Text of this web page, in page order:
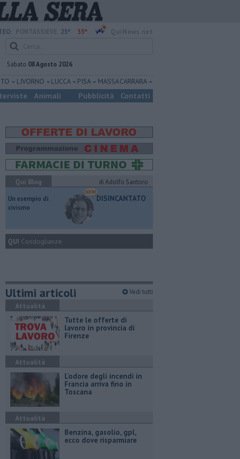
23° 35°
Sabato 08 Agosto 2026
LIVORNO LUCCA PISA MASSA CARRARA
Animali Pubblicità Contatti
Qui Blog
di Adolfo Santoro
​Un esempio di
civismo
DISINCANTATO
QUI Condoglianze
Ultimi articoli Vedi tutti
Attualità
​Tutte le offerte di
lavoro in provincia di
Firenze
Attualità
L'odore degli incendi in
Francia arriva fino in
Toscana
Attualità
​Benzina, gasolio, gpl,
ecco dove risparmiare